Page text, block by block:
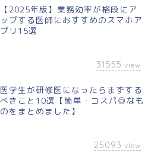
【2025年版】業務効率が格段にア
ップする医師におすすめのスマホア
プリ15選
31555 view
医学生が研修医になったらまずする
べきこと10選【簡単・コスパ◎なも
のをまとめました】
25093 view